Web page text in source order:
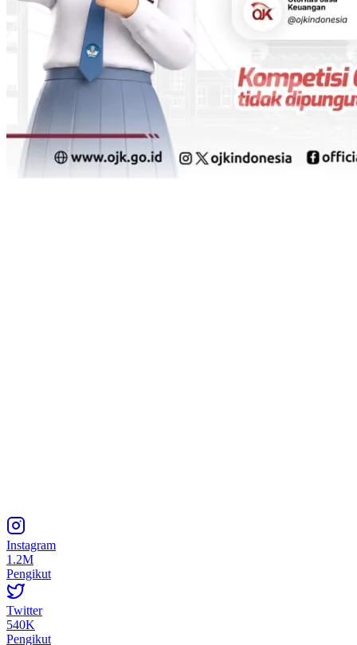
Instagram
1.2M
Pengikut
Twitter
540K
Pengikut